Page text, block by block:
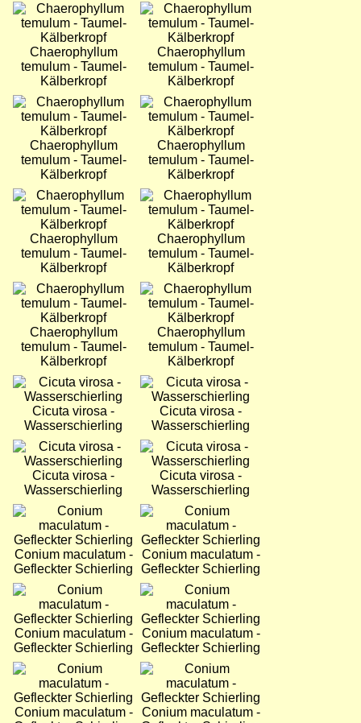
Bild
Chaerophyllum
temulum - Taumel-
Kälberkropf
Bild
Chaerophyllum
temulum - Taumel-
Kälberkropf
Bild
Chaerophyllum
temulum - Taumel-
Kälberkropf
Bild
Chaerophyllum
temulum - Taumel-
Kälberkropf
Bild
Chaerophyllum
temulum - Taumel-
Kälberkropf
Bild
Chaerophyllum
temulum - Taumel-
Kälberkropf
Bild
Chaerophyllum
temulum - Taumel-
Kälberkropf
Bild
Chaerophyllum
temulum - Taumel-
Kälberkropf
Bild
Cicuta virosa -
Wasserschierling
Bild
Cicuta virosa -
Wasserschierling
Bild
Cicuta virosa -
Wasserschierling
Bild
Cicuta virosa -
Wasserschierling
Bild
Conium maculatum -
Gefleckter Schierling
Bild
Conium maculatum -
Gefleckter Schierling
Bild
Conium maculatum -
Gefleckter Schierling
Bild
Conium maculatum -
Gefleckter Schierling
Bild
Conium maculatum -
Bild
Conium maculatum -